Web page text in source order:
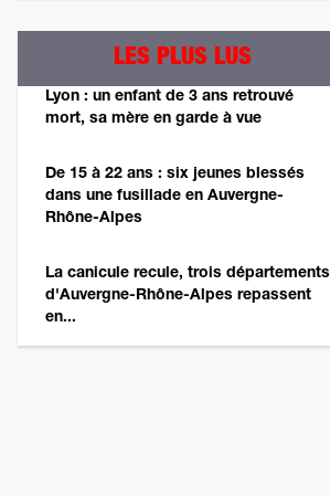
LES PLUS LUS
Lyon : un enfant de 3 ans retrouvé
mort, sa mère en garde à vue
De 15 à 22 ans : six jeunes blessés
dans une fusillade en Auvergne-
Rhône-Alpes
La canicule recule, trois départements
d'Auvergne-Rhône-Alpes repassent
en...